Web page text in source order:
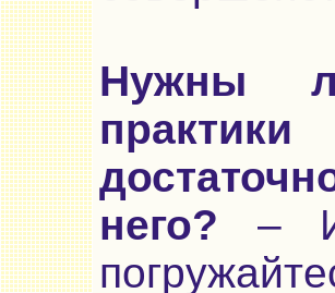
Нужны
него? –